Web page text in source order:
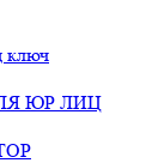
ключ
ЮР ЛИЦ